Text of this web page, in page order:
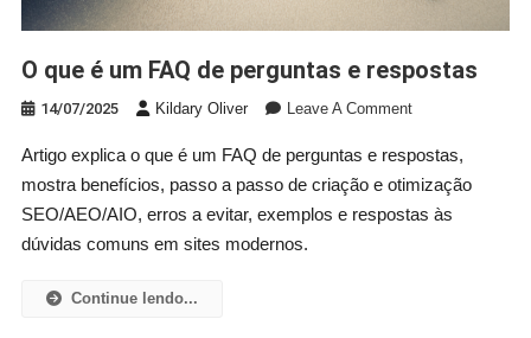
O que é um FAQ de perguntas e respostas
14/07/2025 Kildary Oliver Leave A CommentOn
Que
É
Um
Artigo explica o que é um FAQ de perguntas e respostas,
mostra benefícios, passo a passo de criação e otimização
SEO/AEO/AIO, erros a evitar, exemplos e respostas às
dúvidas comuns em sites modernos.
Continue lendo...